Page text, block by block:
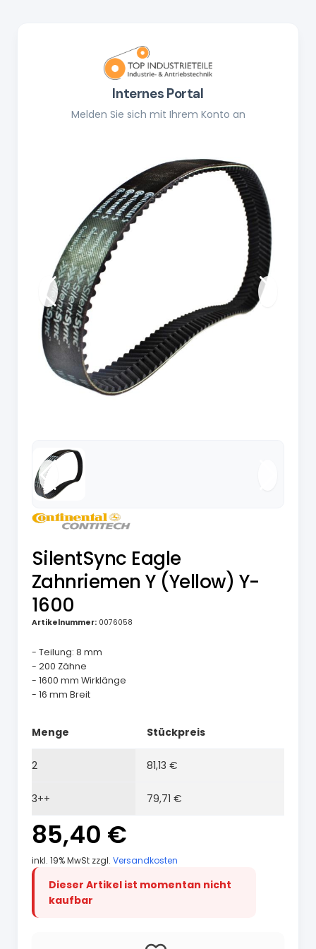
Internes Portal
Melden Sie sich mit Ihrem Konto an
SilentSync Eagle
Zahnriemen Y (Yellow) Y-
1600
Artikelnummer: 0076058
- Teilung: 8 mm
- 200 Zähne
- 1600 mm Wirklänge
- 16 mm Breit
Menge Stückpreis
2 81,13 €
3++ 79,71 €
85,40 €
inkl. 19% MwSt zzgl. Versandkosten
Dieser Artikel ist momentan nicht
kaufbar